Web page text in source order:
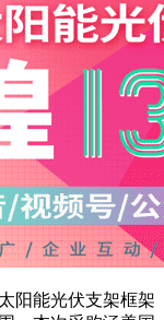
阳能光伏支架框架